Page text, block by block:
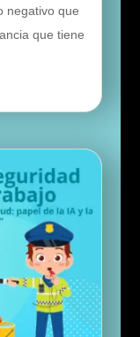
negativo que
que tiene